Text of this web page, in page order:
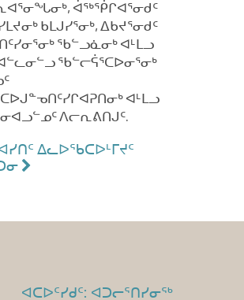
ᐋᖅᖀᒋᐊᕐᓂᑯᑦ
ᑲᒪᒍᓯᕐᓂᒃ, ᐃᑲᔪᕐᓂᑯᑦ
ᖃᓪᓗᓈᓂᒃ ᐊᒻᒪᓗ
ᖃᓪᓕᕌᕐᑕᐅᓂᕐᓂᒃ
ᐊᒻᒪᓗ
ᐱᓕᕆᕕᑎᒍᑦ.
ᐃᓚᐅᖃᑕᐅᒻᒥᔪᑦ
ᐊᑕᐅᑦᓯᑯᑦ: ᐊᑐᓕᕐᑎᓯᓂᖅ